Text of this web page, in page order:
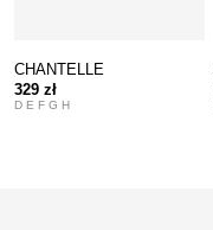
CHANTELLE
329 zł
D E F G H